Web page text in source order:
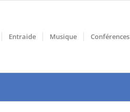
Entraide Musique Conférences